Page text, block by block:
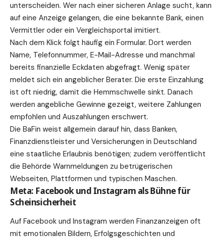
unterscheiden. Wer nach einer sicheren Anlage sucht, kann
auf eine Anzeige gelangen, die eine bekannte Bank, einen
Vermittler oder ein Vergleichsportal imitiert.
Nach dem Klick folgt häufig ein Formular. Dort werden
Name, Telefonnummer, E-Mail-Adresse und manchmal
bereits finanzielle Eckdaten abgefragt. Wenig später
meldet sich ein angeblicher Berater. Die erste Einzahlung
ist oft niedrig, damit die Hemmschwelle sinkt. Danach
werden angebliche Gewinne gezeigt, weitere Zahlungen
empfohlen und Auszahlungen erschwert.
Die BaFin weist allgemein darauf hin, dass Banken,
Finanzdienstleister und Versicherungen in Deutschland
eine staatliche Erlaubnis benötigen; zudem veröffentlicht
die Behörde Warnmeldungen zu betrügerischen
Webseiten, Plattformen und typischen Maschen.
Meta: Facebook und Instagram als Bühne für
Scheinsicherheit
Auf Facebook und Instagram werden Finanzanzeigen oft
mit emotionalen Bildern, Erfolgsgeschichten und